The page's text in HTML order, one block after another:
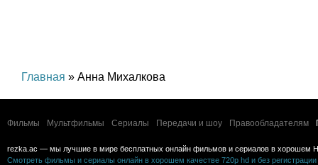
Главная » Анна Михалкова
Фильмы Мультфильмы Сериалы Передачи и шоу Правообладателям
rezka.ac — мы лучшие в мире бесплатных онлайн фильмов и сериалов в хорошем
Смотреть фильмы и сериалы онлайн в хорошем качестве 720p hd и без